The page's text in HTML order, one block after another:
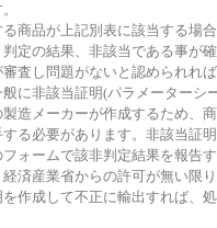
商品が上記別表に該当する場
判定の結果、非該当である事が
査し問題がないと認められれ
に非該当証明(パラメーターシ
造メーカーが作成するため、
る必要があります。非該当証
ォームで該非判定結果を報告す
済産業省からの許可が無い限
作成して不正に輸出すれば、